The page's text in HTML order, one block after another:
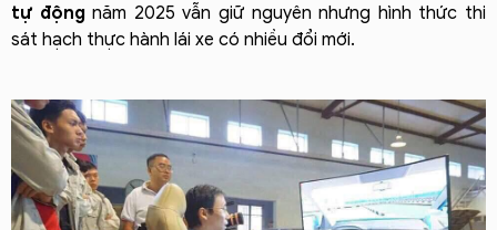
tự độngnăm 2025 vẫn giữ nguyên nhưng hình thức thi
sát hạch thực hành lái xe có nhiều đổi mới.